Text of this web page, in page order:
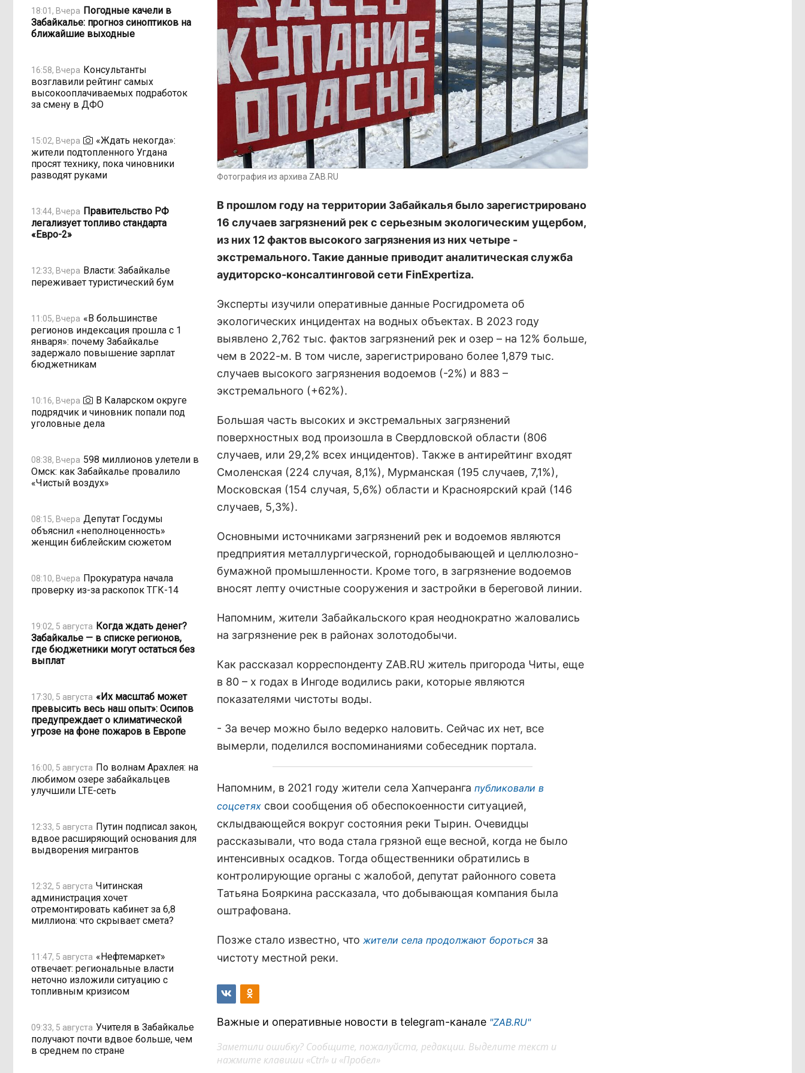
18:01, Вчера Погодные качели в
Забайкалье: прогноз синоптиков на
ближайшие выходные
16:58, Вчера Консультанты
возглавили рейтинг самых
высокооплачиваемых подработок
за смену в ДФО
15:02, Вчера
«Ждать некогда»:
жители подтопленного Угдана
просят технику, пока чиновники
разводят руками
13:44, Вчера Правительство РФ
легализует топливо стандарта
«Евро-2»
12:33, Вчера Власти: Забайкалье
переживает туристический бум
11:05, Вчера «В большинстве
регионов индексация прошла с 1
января»: почему Забайкалье
задержало повышение зарплат
бюджетникам
10:16, Вчера
В Каларском округе
подрядчик и чиновник попали под
уголовные дела
08:38, Вчера 598 миллионов улетели в
Омск: как Забайкалье провалило
«Чистый воздух»
08:15, Вчера Депутат Госдумы
объяснил «неполноценность»
женщин библейским сюжетом
08:10, Вчера Прокуратура начала
проверку из-за раскопок ТГК-14
19:02, 5 августа Когда ждать денег?
Забайкалье — в списке регионов,
где бюджетники могут остаться без
выплат
17:30, 5 августа «Их масштаб может
превысить весь наш опыт»: Осипов
предупреждает о климатической
угрозе на фоне пожаров в Европе
16:00, 5 августа По волнам Арахлея: на
любимом озере забайкальцев
улучшили LTE-сеть
12:33, 5 августа Путин подписал закон,
вдвое расширяющий основания для
выдворения мигрантов
12:32, 5 августа Читинская
администрация хочет
отремонтировать кабинет за 6,8
миллиона: что скрывает смета?
11:47, 5 августа «Нефтемаркет»
отвечает: региональные власти
неточно изложили ситуацию с
топливным кризисом
09:33, 5 августа Учителя в Забайкалье
получают почти вдвое больше, чем
в среднем по стране
Фотография из архива ZAB.RU
В прошлом году на территории Забайкалья было зарегистрировано
16 случаев загрязнений рек с серьезным экологическим ущербом,
из них 12 фактов высокого загрязнения из них четыре -
экстремального. Такие данные приводит аналитическая служба
аудиторско-консалтинговой сети FinExpertiza.
Эксперты изучили оперативные данные Росгидромета об
экологических инцидентах на водных объектах. В 2023 году
выявлено 2,762 тыс. фактов загрязнений рек и озер – на 12% больше,
чем в 2022-м. В том числе, зарегистрировано более 1,879 тыс.
случаев высокого загрязнения водоемов (-2%) и 883 –
экстремального (+62%).
Большая часть высоких и экстремальных загрязнений
поверхностных вод произошла в Свердловской области (806
случаев, или 29,2% всех инцидентов). Также в антирейтинг входят
Смоленская (224 случая, 8,1%), Мурманская (195 случаев, 7,1%),
Московская (154 случая, 5,6%) области и Красноярский край (146
случаев, 5,3%).
Основными источниками загрязнений рек и водоемов являются
предприятия металлургической, горнодобывающей и целлюлозно-
бумажной промышленности. Кроме того, в загрязнение водоемов
вносят лепту очистные сооружения и застройки в береговой линии.
Напомним, жители Забайкальского края неоднократно жаловались
на загрязнение рек в районах золотодобычи.
Как рассказал корреспонденту ZAB.RU житель пригорода Читы, еще
в 80 – х годах в Ингоде водились раки, которые являются
показателями чистоты воды.
- За вечер можно было ведерко наловить. Сейчас их нет, все
вымерли, поделился воспоминаниями собеседник портала.
Напомним, в 2021 году жители села Хапчеранга публиковали в
соцсетях свои сообщения об обеспокоенности ситуацией,
склыдвающейся вокруг состояния реки Тырин. Очевидцы
рассказывали, что вода стала грязной еще весной, когда не было
интенсивных осадков. Тогда общественники обратились в
контролирующие органы с жалобой, депутат районного совета
Татьяна Бояркина рассказала, что добывающая компания была
оштрафована.
Позже стало известно, что жители села продолжают бороться за
чистоту местной реки.
Важные и оперативные новости в telegram-канале "ZAB.RU"
Заметили ошибку? Сообщите, пожалуйста, редакции. Выделите текст и
нажмите клавиши «Ctrl» и «Пробел»